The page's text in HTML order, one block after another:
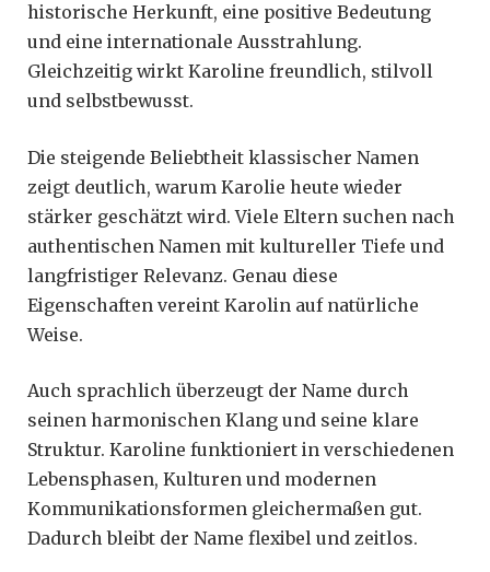
historische Herkunft, eine positive Bedeutung
und eine internationale Ausstrahlung.
Gleichzeitig wirkt Karoline freundlich, stilvoll
und selbstbewusst.
Die steigende Beliebtheit klassischer Namen
zeigt deutlich, warum Karolie heute wieder
stärker geschätzt wird. Viele Eltern suchen nach
authentischen Namen mit kultureller Tiefe und
langfristiger Relevanz. Genau diese
Eigenschaften vereint Karolin auf natürliche
Weise.
Auch sprachlich überzeugt der Name durch
seinen harmonischen Klang und seine klare
Struktur. Karoline funktioniert in verschiedenen
Lebensphasen, Kulturen und modernen
Kommunikationsformen gleichermaßen gut.
Dadurch bleibt der Name flexibel und zeitlos.